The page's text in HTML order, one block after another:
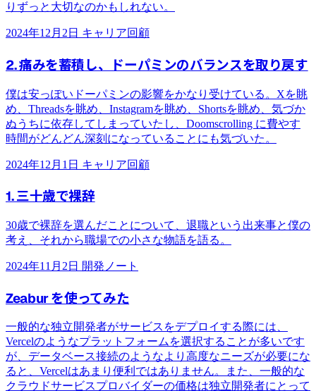
りずっと大切なのかもしれない。
2024年12月2日 キャリア回顧
2. 痛みを蓄積し、ドーパミンのバランスを取り戻す
僕は安っぽいドーパミンの影響をかなり受けている。Xを眺
め、Threadsを眺め、Instagramを眺め、Shortsを眺め、気づか
ぬうちに依存してしまっていたし、Doomscrolling に費やす
時間がどんどん深刻になっていることにも気づいた。
2024年12月1日 キャリア回顧
1. 三十歳で裸辞
30歳で裸辞を選んだことについて、退職という出来事と僕の
考え、それから職場での小さな物語を語る。
2024年11月2日 開発ノート
Zeabur を使ってみた
一般的な独立開発者がサービスをデプロイする際には、
Vercelのようなプラットフォームを選択することが多いです
が、データベース接続のようなより高度なニーズが必要にな
ると、Vercelはあまり便利ではありません。また、一般的な
クラウドサービスプロバイダーの価格は独立開発者にとって